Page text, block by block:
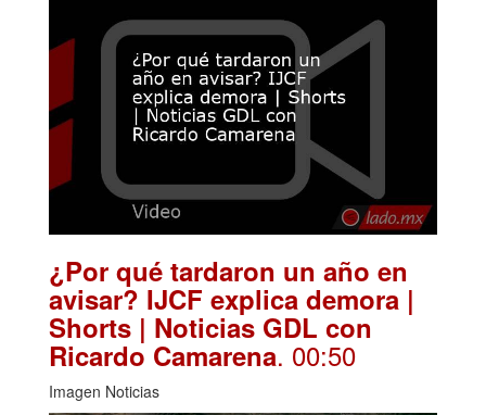
¿Por qué tardaron un año en
avisar? IJCF explica demora |
Shorts | Noticias GDL con
Ricardo Camarena. 00:50
Imagen Noticias